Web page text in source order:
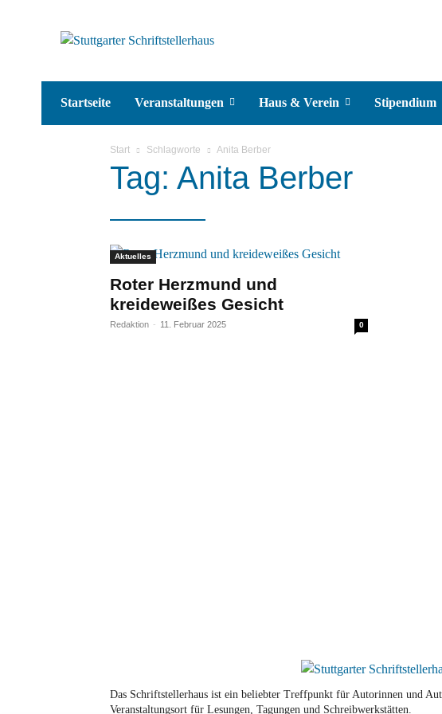
Startseite Veranstaltungen Haus & Verein Stipendium
Start Schlagworte Anita Berber
Tag: Anita Berber
Aktuelles
Roter Herzmund und
kreideweißes Gesicht
Redaktion - 11. Februar 2025 0
Das Schriftstellerhaus ist ein beliebter Treffpunkt für Autorinnen und
Veranstaltungsort für Lesungen, Tagungen und Schreibwerkstätten.